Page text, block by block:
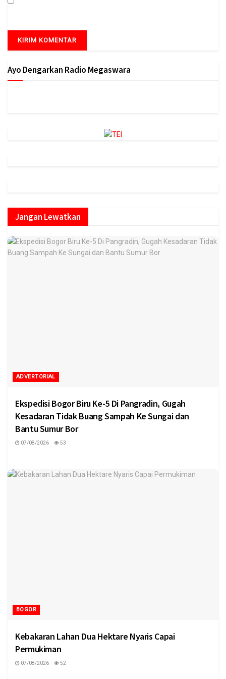
Ayo Dengarkan Radio Megaswara
Jangan Lewatkan
ADVERTORIAL
Ekspedisi Bogor Biru Ke-5 Di Pangradin, Gugah
Kesadaran Tidak Buang Sampah Ke Sungai dan
Bantu Sumur Bor
07/08/2026 53
BOGOR
Kebakaran Lahan Dua Hektare Nyaris Capai
Permukiman
07/08/2026 52